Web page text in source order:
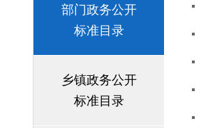
部门政务公开
标准目录
乡镇政务公开
标准目录